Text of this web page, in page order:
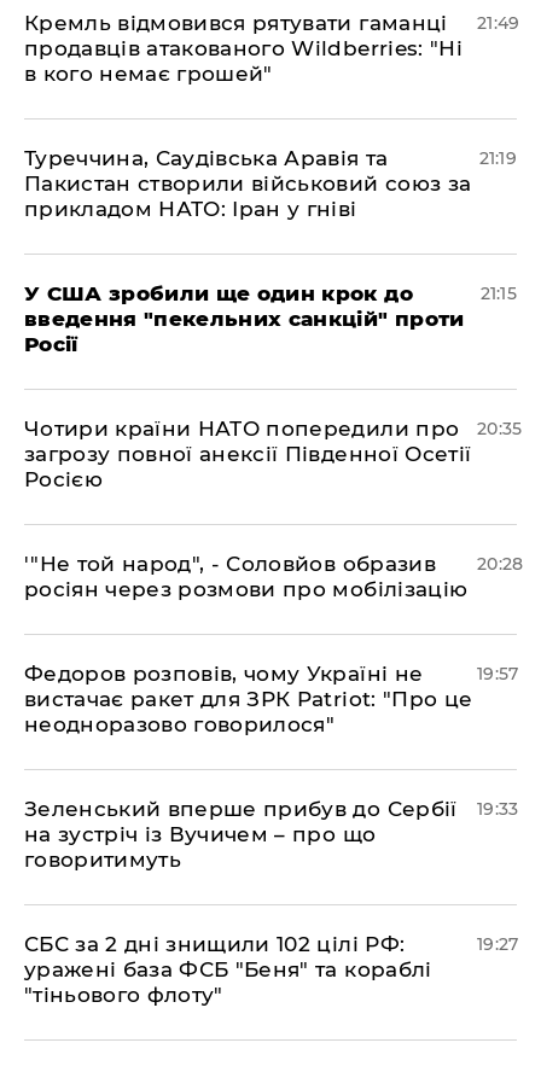
​Кремль відмовився рятувати гаманці
продавців атакованого Wildberries: "Ні
в кого немає грошей"
21:49
​Туреччина, Саудівська Аравія та
Пакистан створили військовий союз за
прикладом НАТО: Іран у гніві
21:19
​У США зробили ще один крок до
введення "пекельних санкцій" проти
Росії
21:15
​Чотири країни НАТО попередили про
загрозу повної анексії Південної Осетії
Росією
20:35
​'"Не той народ", - Соловйов образив
росіян через розмови про мобілізацію
20:28
​Федоров розповів, чому Україні не
вистачає ракет для ЗРК Patriot: "Про це
неодноразово говорилося"
19:57
​Зеленський вперше прибув до Сербії
на зустріч із Вучичем – про що
говоритимуть
19:33
​СБС за 2 дні знищили 102 цілі РФ:
уражені база ФСБ "Беня" та кораблі
"тіньового флоту"
19:27